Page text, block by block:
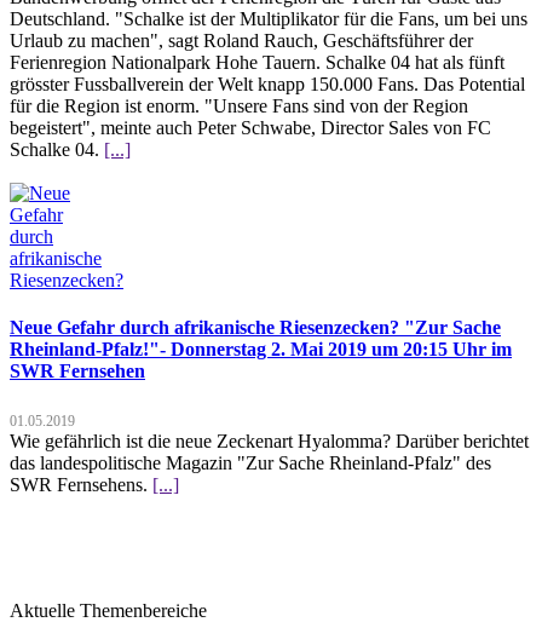
Deutschland. "Schalke ist der Multiplikator für die Fans, um bei uns
Urlaub zu machen", sagt Roland Rauch, Geschäftsführer der
Ferienregion Nationalpark Hohe Tauern. Schalke 04 hat als fünft
grösster Fussballverein der Welt knapp 150.000 Fans. Das Potential
für die Region ist enorm. "Unsere Fans sind von der Region
begeistert", meinte auch Peter Schwabe, Director Sales von FC
Schalke 04. [...]
Neue Gefahr durch afrikanische Riesenzecken? "Zur Sache
Rheinland-Pfalz!"- Donnerstag 2. Mai 2019 um 20:15 Uhr im
SWR Fernsehen
01.05.2019
Wie gefährlich ist die neue Zeckenart Hyalomma? Darüber berichtet
das landespolitische Magazin "Zur Sache Rheinland-Pfalz" des
SWR Fernsehens. [...]
Aktuelle Themenbereiche